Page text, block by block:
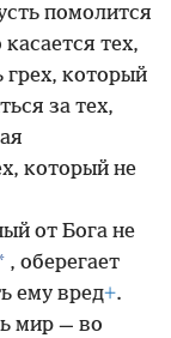
помолится
касается тех,
грех, который
за тех,
который не
от Бога не
, оберегает
ему вред+.
мир — во